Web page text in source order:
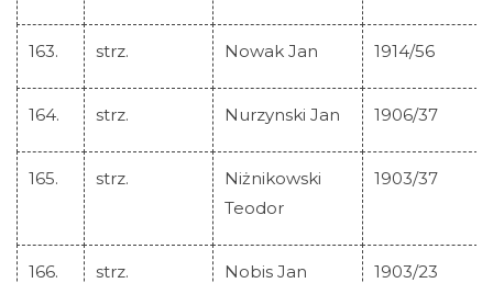
163. strz. Nowak Jan 1914/56
164. strz. Nurzynski Jan 1906/37
165. strz.
Niżnikowski
Teodor
1903/37
166. strz. Nobis Jan 1903/23